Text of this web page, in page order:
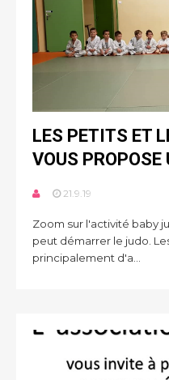
LES PETITS ET
VOUS PROPOSE
21.9.19
Zoom sur l'activité baby
peut démarrer le judo.
principalement d'a...